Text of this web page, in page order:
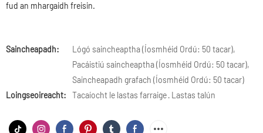
fud an mhargaidh freisin.
Saincheapadh:
Lógó saincheaptha (Íosmhéid Ordú: 50 tacar),
Pacáistiú saincheaptha (Íosmhéid Ordú: 50 tacar),
Saincheapadh grafach (Íosmhéid Ordú: 50 tacar)
Loingseoireacht:
Tacaíocht le lastas farraige · Lastas talún